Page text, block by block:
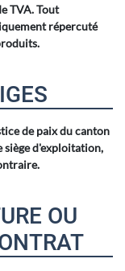
TVA. Tout
répercuté
de paix du canton
siège d'exploitation,
OU